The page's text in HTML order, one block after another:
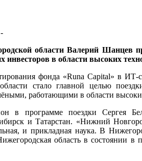
области Валерий Шанцев
в области высоких
фонда «Runa Capital» в
стало главной целью
работающими в области
в программе поездки Сергея
и Татарстан. «Нижний
и прикладная наука. В
область в состоянии